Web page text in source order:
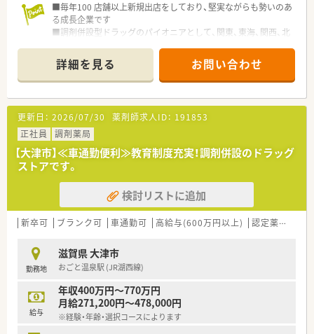
■毎年100 店舗以上新規出店をしており、堅実ながらも勢いのあ
る成長企業です
■調剤併設型ドラッグのパイオニアとして、関東、東海、関西、北
■研修制度は様々なプランがあり、集合研修だけでなく任意で受
講可能な研修も幅広く用意されています
■店舗で活躍する従業員、社外で活躍する従業員、将来経営幹部
となる従業員など、薬剤師として様々な活躍ができるフィールド
を用意されています
■総合薬剤師・調剤薬剤師（土日休み・19時までの勤務）どちらか
の働き方を選択できます
■調剤併設型だけでなく「医療モール・クリニック併設店舗」「敷
地内薬局」「訪問調剤特化型店舗」など様々な店舗を運営してい
ます
■在宅医療にも積極的取り組んでおり「訪問調剤特化型店舗」を
50店舗以上、無菌調剤室は業界最多の51店舗設置しています
■「プラチナくるみん認定企業」「健康経営優良法人2023（大規模
法人部門）認定」等を取得し一人ひとりが働きやすい環境が整備
■充実した研修制度、人事制度、評価制度、キャリア支援制度等
があるのも特徴です
詳細を見る お問い合わせ
更新日： 2026/07/30 薬剤師求人ID： 191853
正社員
調剤薬局
【大津市】≪車通勤便利≫教育制度充実！調剤併設のドラッグ
ストアです。
検討リストに追加
新卒可 ブランク可 車通勤可 高給与(600万円以上) 認定薬剤師取得支援あり
勤務地
滋賀県 大津市
おごと温泉駅 (JR湖西線)
給与
年収400万円～770万円
月給271,200円～478,000円
※経験・年齢・選択コースによります